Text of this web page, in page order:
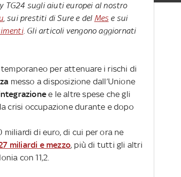
TG24 sugli aiuti europei al nostro
, sui prestiti di Sure e del Mes e sui
. Gli articoli vengono aggiornati
per attenuare i rischi di
messo a disposizione dall’Unione
e le altre spese che gli
crisi occupazione durante e dopo
di euro, di cui per ora ne
miliardi e mezzo, più di tutti gli altri
con 11,2.